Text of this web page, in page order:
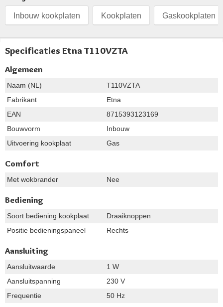
Inbouw kookplaten Kookplaten Gaskookplaten
Specificaties Etna T110VZTA
Algemeen
Naam (NL)
T110VZTA
Fabrikant
Etna
EAN
8715393123169
Bouwvorm
Inbouw
Uitvoering kookplaat
Gas
Comfort
Met wokbrander Nee
Bediening
Soort bediening kookplaat
Draaiknoppen
Positie bedieningspaneel
Rechts
Aansluiting
Aansluitwaarde
1 W
Aansluitspanning
230 V
Frequentie
50 Hz